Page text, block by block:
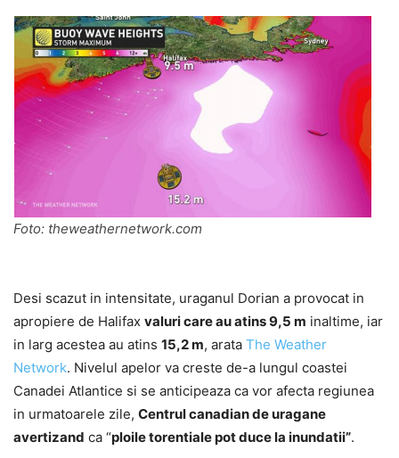
Foto: theweathernetwork.com
Desi scazut in intensitate, uraganul Dorian a provocat in
apropiere de Halifax valuri care au atins 9,5 m inaltime, iar
in larg acestea au atins 15,2 m, arata The Weather
Network. Nivelul apelor va creste de-a lungul coastei
Canadei Atlantice si se anticipeaza ca vor afecta regiunea
in urmatoarele zile, Centrul canadian de uragane
avertizand ca “ploile torentiale pot duce la inundatii”.